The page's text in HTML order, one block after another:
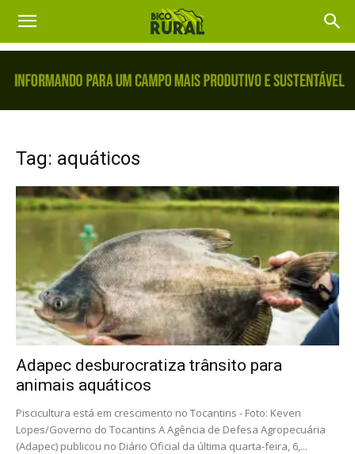
Tag: aquáticos
Adapec desburocratiza trânsito para
animais aquáticos
Piscicultura está em crescimento no Tocantins - Foto: Keven
Lopes/Governo do Tocantins A Agência de Defesa Agropecuária
(Adapec) publicou no Diário Oficial da última quarta-feira, 6,...